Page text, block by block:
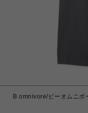
B omnivore/ビーオムニボ